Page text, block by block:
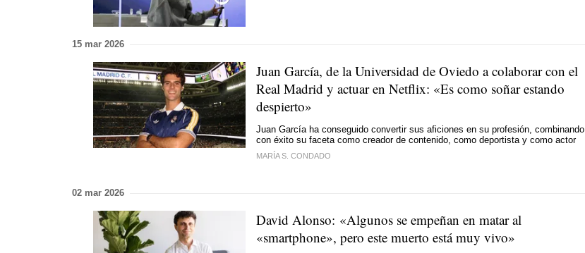
15 mar 2026
Juan García, de la Universidad de Oviedo a colaborar con el
Real Madrid y actuar en Netflix: «Es como soñar estando
despierto»
Juan García ha conseguido convertir sus aficiones en su profesión, combinando
con éxito su faceta como creador de contenido, como deportista y como actor
MARÍA S. CONDADO
02 mar 2026
David Alonso: «Algunos se empeñan en matar al
«smartphone», pero este muerto está muy vivo»